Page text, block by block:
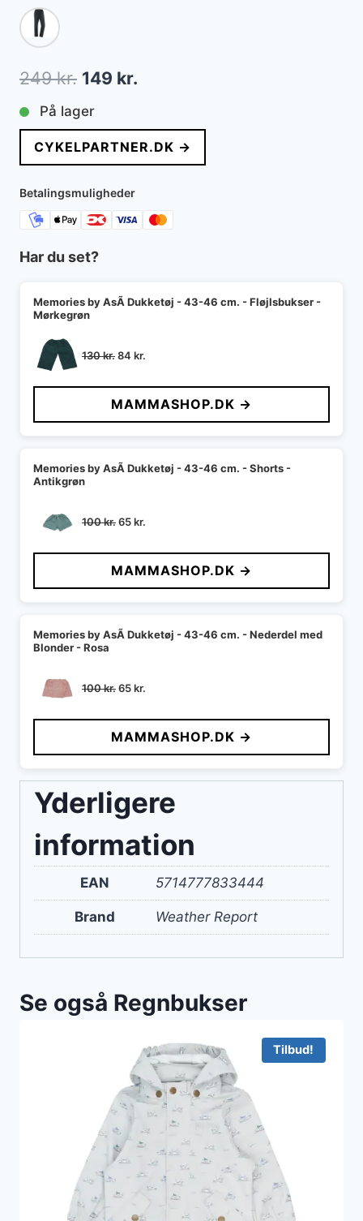
249kr. Den
oprindelige
pris
var:
249 kr..
149 kr.
pris
er:
På lager
CYKELPARTNER.DK →
Betalingsmuligheder
Har du set?
Memories by AsÃ­ Dukketøj - 43-46 cm. - Fløjlsbukser -
Mørkegrøn
130kr.Den
pris
var:
130 kr..
84 kr.
pris
er:
84 kr..
MAMMASHOP.DK →
Memories by AsÃ­ Dukketøj - 43-46 cm. - Shorts -
Antikgrøn
100kr.Den
pris
var:
100 kr..
65kr.
pris
er:
65 kr..
MAMMASHOP.DK →
Memories by AsÃ­ Dukketøj - 43-46 cm. - Nederdel med
Blonder - Rosa
100kr.Den
pris
var:
100 kr..
65kr.
pris
er:
65 kr..
MAMMASHOP.DK →
Yderligere
information
EAN 5714777833444
Brand Weather Report
Se også Regnbukser
Tilbud!